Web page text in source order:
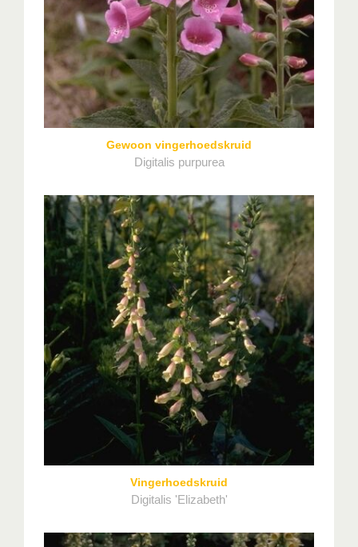
Gewoon vingerhoedskruid
Digitalis purpurea
Vingerhoedskruid
Digitalis 'Elizabeth'